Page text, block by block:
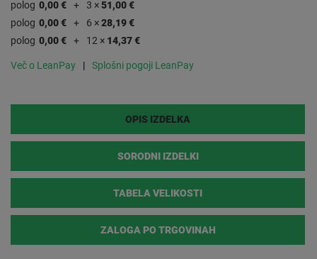
polog 0,00 € 3 ×51,00 €
polog 0,00 € 6 ×28,19 €
polog 0,00 € 12 × 14,37 €
Več o LeanPay Splošni pogoji LeanPay
OPIS IZDELKA
SORODNI IZDELKI
TABELA VELIKOSTI
ZALOGA PO TRGOVINAH